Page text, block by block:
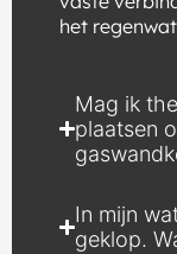
het
Mag ik
plaatsen
In mijn
geklop.